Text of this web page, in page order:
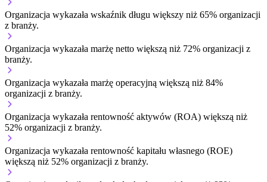
Organizacja wykazała wskaźnik długu większy niż 65% organizacji
z branży.
Organizacja wykazała marżę netto większą niż 72% organizacji z
branży.
Organizacja wykazała marżę operacyjną większą niż 84%
organizacji z branży.
Organizacja wykazała rentowność aktywów (ROA) większą niż
52% organizacji z branży.
Organizacja wykazała rentowność kapitału własnego (ROE)
większą niż 52% organizacji z branży.